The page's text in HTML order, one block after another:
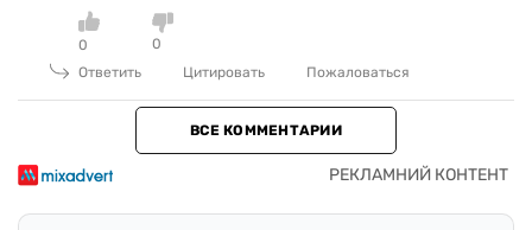
0
0
Ответить
Цитировать Пожаловаться
ВСЕ КОММЕНТАРИИ